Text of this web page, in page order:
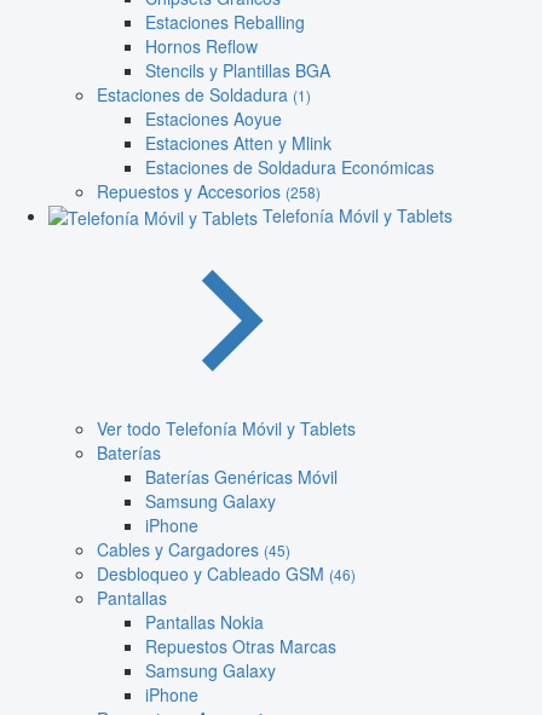
Estaciones Reballing
Hornos Reflow
Stencils y Plantillas BGA
Estaciones de Soldadura (1)
Estaciones Aoyue
Estaciones Atten y Mlink
Estaciones de Soldadura Económicas
Repuestos y Accesorios (258)
Telefonía Móvil y Tablets
Ver todo Telefonía Móvil y Tablets
Baterías
Baterías Genéricas Móvil
Samsung Galaxy
iPhone
Cables y Cargadores (45)
Desbloqueo y Cableado GSM (46)
Pantallas
Pantallas Nokia
Repuestos Otras Marcas
Samsung Galaxy
iPhone